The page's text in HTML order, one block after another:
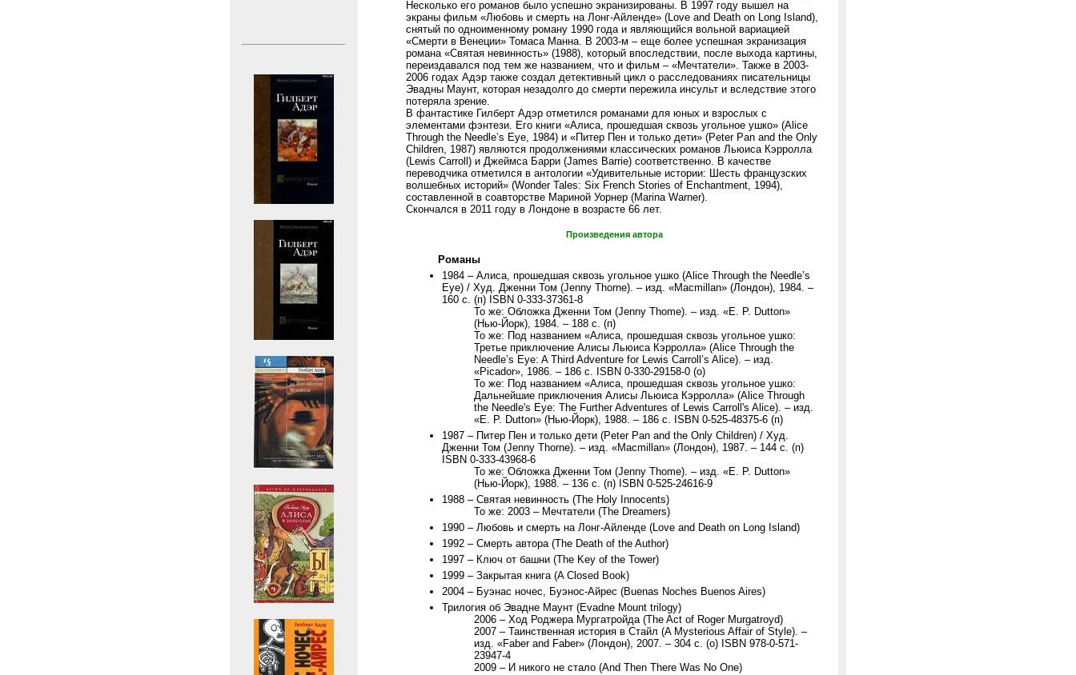
Несколько его романов было успешно экранизированы. В 1997 году вышел на
экраны фильм «Любовь и смерть на Лонг-Айленде» (Love and Death on Long Island),
снятый по одноименному роману 1990 года и являющийся вольной вариацией
«Смерти в Венеции» Томаса Манна. В 2003-м – еще более успешная экранизация
романа «Святая невинность» (1988), который впоследствии, после выхода картины,
переиздавался под тем же названием, что и фильм – «Мечтатели». Также в 2003-
2006 годах Адэр также создал детективный цикл о расследованиях писательницы
Эвадны Маунт, которая незадолго до смерти пережила инсульт и вследствие этого
потеряла зрение.
В фантастике Гилберт Адэр отметился романами для юных и взрослых с
элементами фэнтези. Его книги «Алиса, прошедшая сквозь угольное ушко» (Alice
Through the Needle’s Eye, 1984) и «Питер Пен и только дети» (Peter Pan and the Only
Children, 1987) являются продолжениями классических романов Льюиса Кэрролла
(Lewis Carroll) и Джеймса Барри (James Barrie) соответственно. В качестве
переводчика отметился в антологии «Удивительные истории: Шесть французских
волшебных историй» (Wonder Tales: Six French Stories of Enchantment, 1994),
составленной в соавторстве Мариной Уорнер (Marina Warner).
Скончался в 2011 году в Лондоне в возрасте 66 лет.
Произведения автора
Романы
1984 – Алиса, прошедшая сквозь угольное ушко (Alice Through the Needle’s
Eye) / Худ. Дженни Том (Jenny Thorne). – изд. «Macmillan» (Лондон), 1984. –
160 с. (п) ISBN 0-333-37361-8
То же: Обложка Дженни Том (Jenny Thome). – изд. «E. P. Dutton»
(Нью-Йорк), 1984. – 188 с. (п)
То же: Под названием «Алиса, прошедшая сквозь угольное ушко:
Третье приключение Алисы Льюиса Кэрролла» (Alice Through the
Needle’s Eye: A Third Adventure for Lewis Carroll’s Alice). – изд.
«Picador», 1986. – 186 с. ISBN 0-330-29158-0 (о)
То же: Под названием «Алиса, прошедшая сквозь угольное ушко:
Дальнейшие приключения Алисы Льюиса Кэрролла» (Alice Through
the Needle's Eye: The Further Adventures of Lewis Carroll's Alice). – изд.
«E. P. Dutton» (Нью-Йорк), 1988. – 186 с. ISBN 0-525-48375-6 (п)
1987 – Питер Пен и только дети (Peter Pan and the Only Children) / Худ.
Дженни Том (Jenny Thorne). – изд. «Macmillan» (Лондон), 1987. – 144 с. (п)
ISBN 0-333-43968-6
То же: Обложка Дженни Том (Jenny Thome). – изд. «E. P. Dutton»
(Нью-Йорк), 1988. – 136 с. (п) ISBN 0-525-24616-9
1988 – Святая невинность (The Holy Innocents)
То же: 2003 – Мечтатели (The Dreamers)
1990 – Любовь и смерть на Лонг-Айленде (Love and Death on Long Island)
1992 – Смерть автора (The Death of the Author)
1997 – Ключ от башни (The Key of the Tower)
1999 – Закрытая книга (A Closed Book)
2004 – Буэнас ночес, Буэнос-Айрес (Buenas Noches Buenos Aires)
Трилогия об Эвадне Маунт (Evadne Mount trilogy)
2006 – Ход Роджера Мургатройда (The Act of Roger Murgatroyd)
2007 – Таинственная история в Стайл (A Mysterious Affair of Style). –
изд. «Faber and Faber» (Лондон), 2007. – 304 с. (о) ISBN 978-0-571-
23947-4
2009 – И никого не стало (And Then There Was No One)